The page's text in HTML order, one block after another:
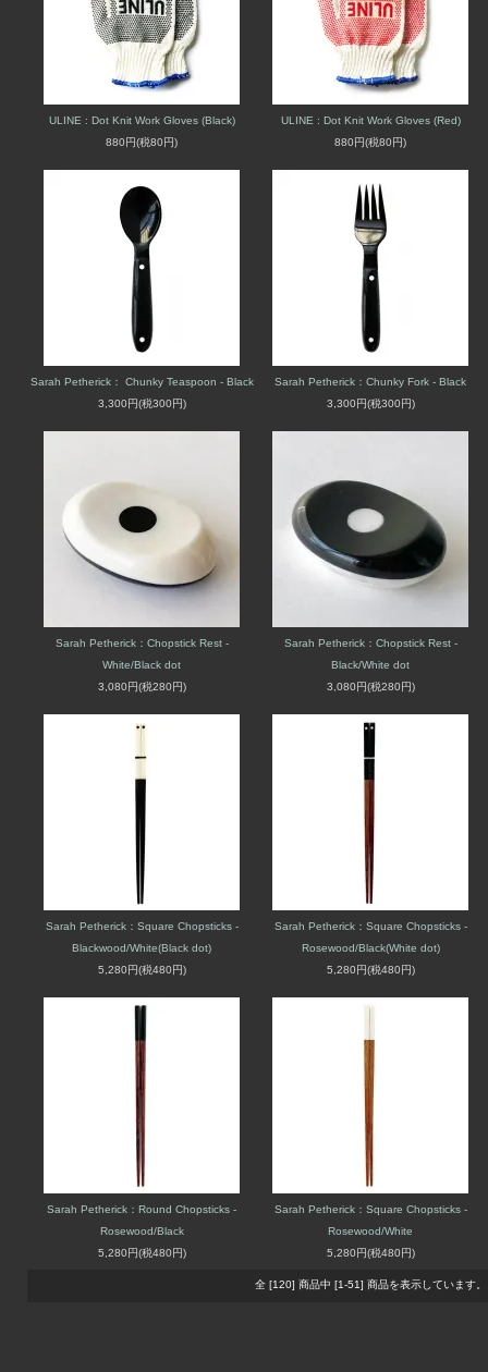
ULINE : Dot Knit Work Gloves (Black)
880円(税80円)
ULINE : Dot Knit Work Gloves (Red)
880円(税80円)
Sarah Petherick： Chunky Teaspoon - Black
3,300円(税300円)
Sarah Petherick：Chunky Fork - Black
3,300円(税300円)
Sarah Petherick：Chopstick Rest -
White/Black dot
3,080円(税280円)
Sarah Petherick：Chopstick Rest -
Black/White dot
3,080円(税280円)
Sarah Petherick：Square Chopsticks -
Blackwood/White(Black dot)
5,280円(税480円)
Sarah Petherick：Square Chopsticks -
Rosewood/Black(White dot)
5,280円(税480円)
Sarah Petherick：Round Chopsticks -
Rosewood/Black
5,280円(税480円)
Sarah Petherick：Square Chopsticks -
Rosewood/White
5,280円(税480円)
全 [120] 商品中 [1-51] 商品を表示しています。